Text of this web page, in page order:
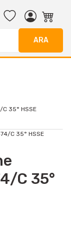
ARA
C 35° HSSE
C 35°